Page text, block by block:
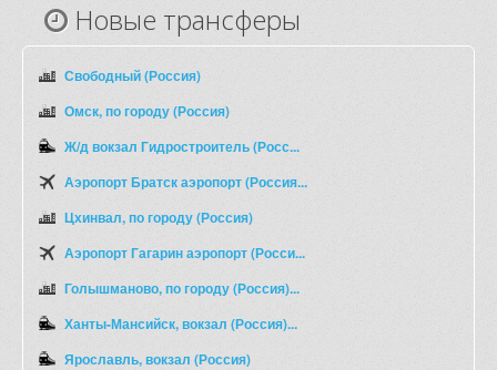
Новые трансферы
Свободный (Россия)
Омск, по городу (Россия)
Ж/д вокзал Гидростроитель (Росс...
Аэропорт Братск аэропорт (Россия...
Цхинвал, по городу (Россия)
Аэропорт Гагарин аэропорт (Росси...
Голышманово, по городу (Россия)...
Ханты-Мансийск, вокзал (Россия)...
Ярославль, вокзал (Россия)